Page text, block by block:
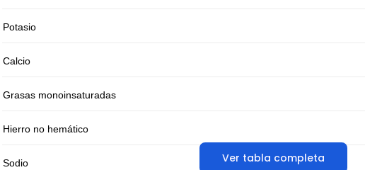
Ver tabla completa
Potasio
Calcio
Grasas monoinsaturadas
Hierro no hemático
Sodio